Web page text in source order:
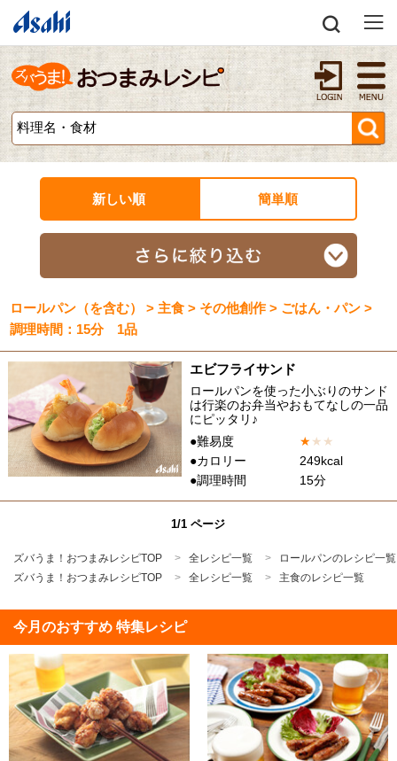
新しい順 簡単順
ロールパン（を含む） > 主食 > その他創作 > ごはん・パン >
調理時間：15分 1品
エビフライサンド
ロールパンを使った小ぶりのサンド
は行楽のお弁当やおもてなしの一品
にピッタリ♪
●難易度
★★ ★
●カロリー
249kcal
●調理時間
15分
1/1 ページ
ズバうま！おつまみレシピTOP 全レシピ一覧
ロールパンのレシピ一覧
ズバうま！おつまみレシピTOP
全レシピ一覧 主食のレシピ一覧
今月のおすすめ 特集レシピ